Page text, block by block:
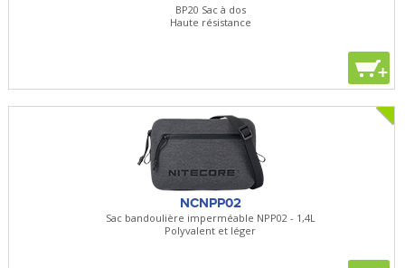
BP20 Sac à dos
Haute résistance
+
NCNPP02
Sac bandoulière imperméable NPP02 - 1,4L
Polyvalent et léger